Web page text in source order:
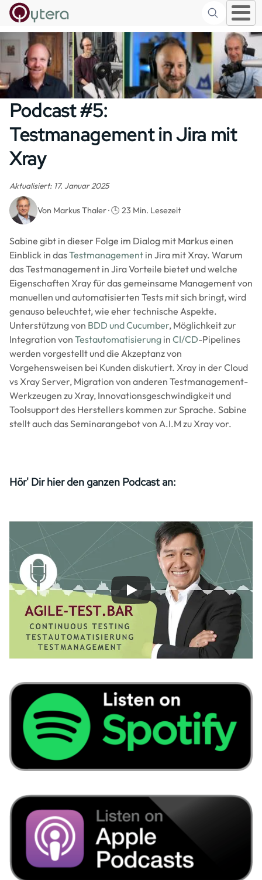
Skip to main content Suche
Podcast #5:
Testmanagement in Jira mit
Xray
Aktualisiert: 17. Januar 2025
Von Markus Thaler · 🕒 23 Min. Lesezeit
Sabine gibt in dieser Folge im Dialog mit Markus einen
Einblick in dasTestmanagement in Jira mit Xray. Warum
das Testmanagement in Jira Vorteile bietet und welche
Eigenschaften Xray für das gemeinsame Management von
manuellen und automatisierten Tests mit sich bringt, wird
genauso beleuchtet, wie eher technische Aspekte.
Unterstützung von BDD und Cucumber, Möglichkeit zur
Integration von Testautomatisierung in CI/CD-Pipelines
werden vorgestellt und die Akzeptanz von
Vorgehensweisen bei Kunden diskutiert. Xray in der Cloud
vs Xray Server, Migration von anderen Testmanagement-
Werkzeugen zu Xray, Innovationsgeschwindigkeit und
Toolsupport des Herstellers kommen zur Sprache. Sabine
stellt auch das Seminarangebot von A.I.M zu Xray vor.
Hör' Dir hier den ganzen Podcast an:
Image
Image